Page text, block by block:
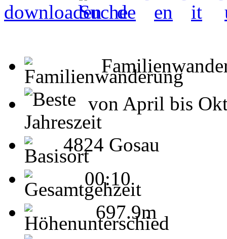
von April bis
4824 Gosau
00:10
697.9m